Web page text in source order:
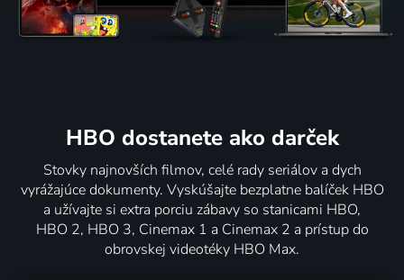
HBO dostanete ako darček
Stovky najnovších filmov, celé rady seriálov a dych
vyrážajúce dokumenty. Vyskúšajte bezplatne balíček HBO
a užívajte si extra porciu zábavy so stanicami HBO,
HBO 2, HBO 3, Cinemax 1 a Cinemax 2 a prístup do
obrovskej videotéky HBO Max.